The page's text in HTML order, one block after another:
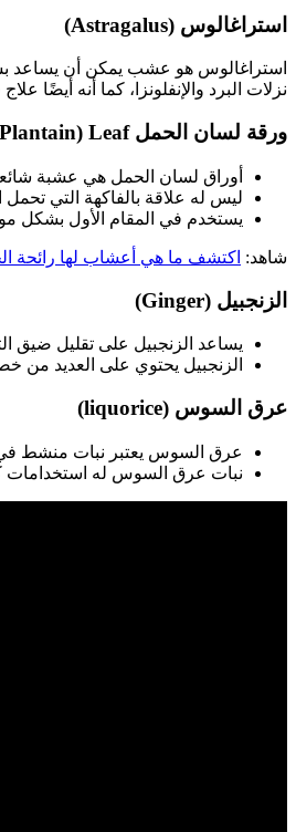
استراغالوس (Astragalus)
استراغالوس هو عشب يمكن أن يساعد
نزلات البرد والإنفلونزا، كما أنه أيضًا
ورقة لسان الحمل Plantain) Leaf)
أوراق لسان الحمل هي عشبة
ليس له علاقة بالفاكهة التي
يستخدم في المقام الأول بشكل
شاهد: اكتشف ما هي أعشاب لها رائحة
الزنجبيل (Ginger)
يساعد الزنجبيل على تقليل ضيق
الزنجبيل يحتوي على العديد من
عرق السوس (liquorice)
عرق السوس يعتبر نبات منشط في
نبات عرق السوس له استخدامات